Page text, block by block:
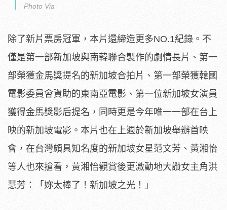
Photo Via
除了新片票房冠軍，本片還締造更多NO.1紀錄。不
僅是第一部新加坡與南韓聯合製作的劇情長片、 第一
部榮獲金馬獎提名的新加坡合拍片、 第一部榮獲韓國
電影委員會資助的東南亞電影、 第一位新加坡女演員
獲得金馬獎影后提名， 同時更是今年唯一一部在台上
映的新加坡電影。 本片也在上週於新加坡舉辦首映
會， 在台灣頗具知名度的新加坡女星范文芳、黃湘怡
等人也來搶看， 黃湘怡觀賞後更激動地大讚女主角洪
慧芳：「妳太棒了！ 新加坡之光！」